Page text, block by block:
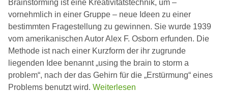
Brainstorming ist eine Kreativitätstechnik, um –
vornehmlich in einer Gruppe – neue Ideen zu einer
bestimmten Fragestellung zu gewinnen. Sie wurde 1939
vom amerikanischen Autor Alex F. Osborn erfunden. Die
Methode ist nach einer Kurzform der ihr zugrunde
liegenden Idee benannt „using the brain to storm a
problem“, nach der das Gehirn für die „Erstürmung“ eines
Problems benutzt wird. Weiterlesen